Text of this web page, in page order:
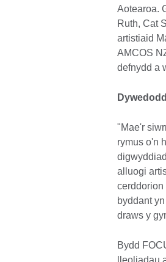
Aotearoa.
Ruth, Cat
artistiaid
AMCOS
defnydd a
"Mae'r
rymus o'n
alluogi
cerddorion
byddant
draws y
Bydd
lleoliadau